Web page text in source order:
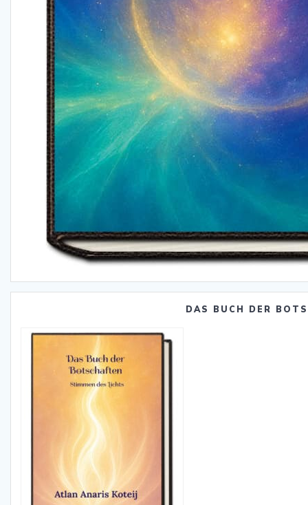
DAS BUCH DER